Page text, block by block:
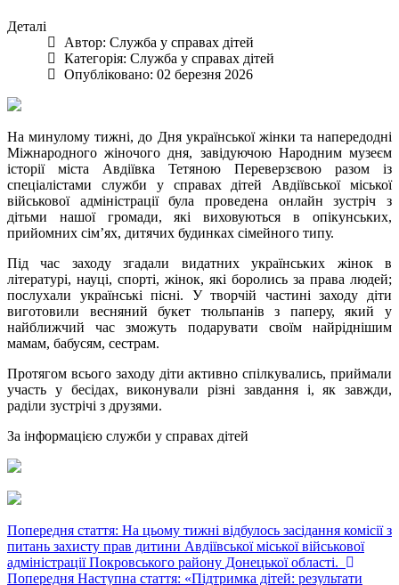
Деталі
Автор: Служба у справах дітей
Категорія: Служба у справах дітей
Опубліковано: 02 березня 2026
На минулому тижні, до Дня української жінки та напередодні
Міжнародного жіночого дня, завідуючою Народним музеєм
історії міста Авдіївка Тетяною Переверзєвою разом із
спеціалістами служби у справах дітей Авдіївської міської
військової адміністрації була проведена онлайн зустріч з
дітьми нашої громади, які виховуються в опікунських,
прийомних сім’ях, дитячих будинках сімейного типу.
Під час заходу згадали видатних українських жінок в
літературі, науці, спорті, жінок, які боролись за права людей;
послухали українські пісні. У творчій частині заходу діти
виготовили весняний букет тюльпанів з паперу, який у
найближчий час зможуть подарувати своїм найріднішим
мамам, бабусям, сестрам.
Протягом всього заходу діти активно спілкувались, приймали
участь у бесідах, виконували різні завдання і, як завжди,
раділи зустрічі з друзями.
За інформацією служби у справах дітей
Попередня стаття: На цьому тижні відбулось засідання комісії з
питань захисту прав дитини Авдіївської міської військової
адміністрації Покровського району Донецької області.
Попередня Наступна стаття: «Підтримка дітей: результати